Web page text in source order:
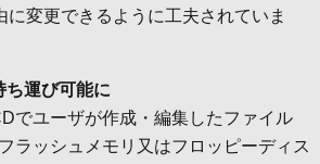
に変更できるように工夫されていま
ち運び可能に
でユーザが作成・編集したファイル
ラッシュメモリ又はフロッピーディス